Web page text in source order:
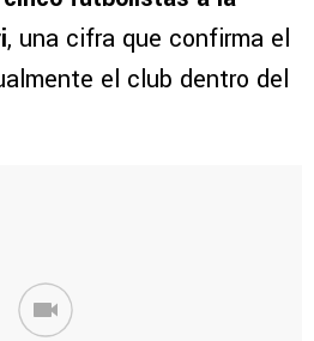
, una cifra que confirma el
el club dentro del